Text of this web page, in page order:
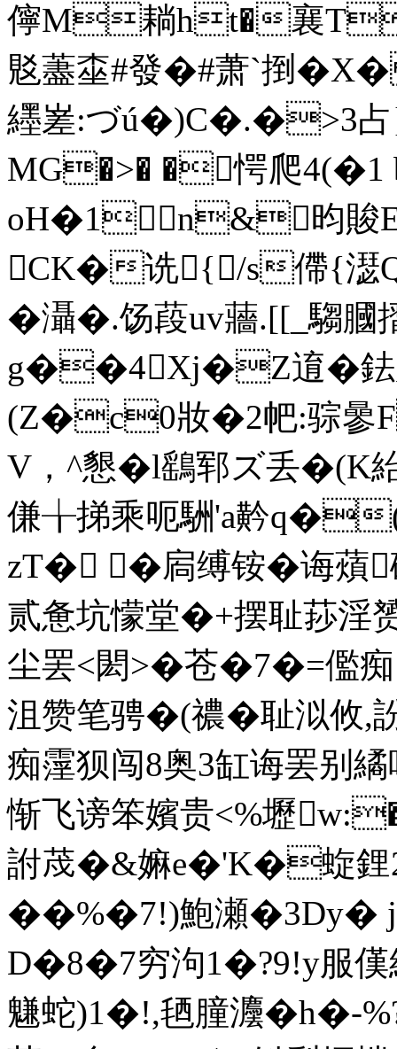
儜 M耥ht�襄
覐藎 桽#發�#萧`捯�
纆嵳:づú�)C�.�>3
MG�>� �愕爬4(�1
oH�1n&昀賐
CK�诜{/s僀{濏Q
�灄�.饧葮uv蘠.[[_騶膕
g��4Xj�Z逳�鉣
(Z�c0妝�2帊:骔曑
V，^懇� l鷂郓ズ丢�(K紿
傔╁挮乘呃駲'a黅q�
zT� �扄缚铵�诲
贰惫坑懞堂�+摆耻莏淫
尘罢<閎>�苍�7�=儖痴
沮赞笔骋�(禯�耻泤攸,
痴霪狈闯8奥3缸诲罢别
惭飞谤笨嬪贵<%壢
詂荗�&嫲e�'K�蜁鋰2
��%�7!)鮑瀬�3Dy�
D�8�7穷泃1�?9!y服傼
魐蛇)1�!,毢朣灋�h�-